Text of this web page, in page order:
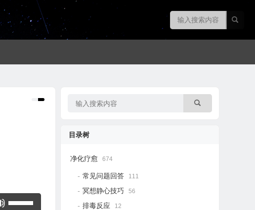
使
目录树
净化疗愈 674
常见问题回答 111
冥想静心技巧 56
排毒反应 12